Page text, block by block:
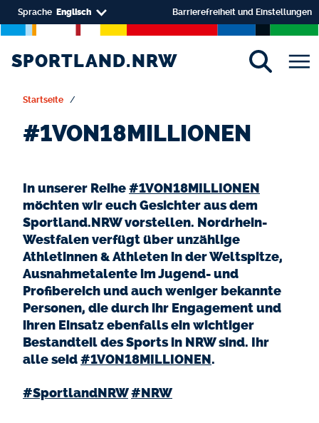
Skip to main content
Select your language
Sprache Englisch Barrierefreiheit und Einstellungen
SPORTLAND.NRW
SPORTLAND.NRW
Startseite
#1VON18MILLIONEN
In unserer Reihe#1VON18MILLIONEN
möchten wir euch Gesichter aus dem
Sportland.NRW vorstellen. Nordrhein-
Westfalen verfügt über unzählige
Athletinnen & Athleten in der Weltspitze,
Ausnahmetalente im Jugend- und
Profibereich und auch weniger bekannte
Personen, die durch ihr Engagement und
ihren Einsatz ebenfalls ein wichtiger
Bestandteil des Sports in NRW sind. Ihr
alle seid#1VON18MILLIONEN.
#SportlandNRW#NRW